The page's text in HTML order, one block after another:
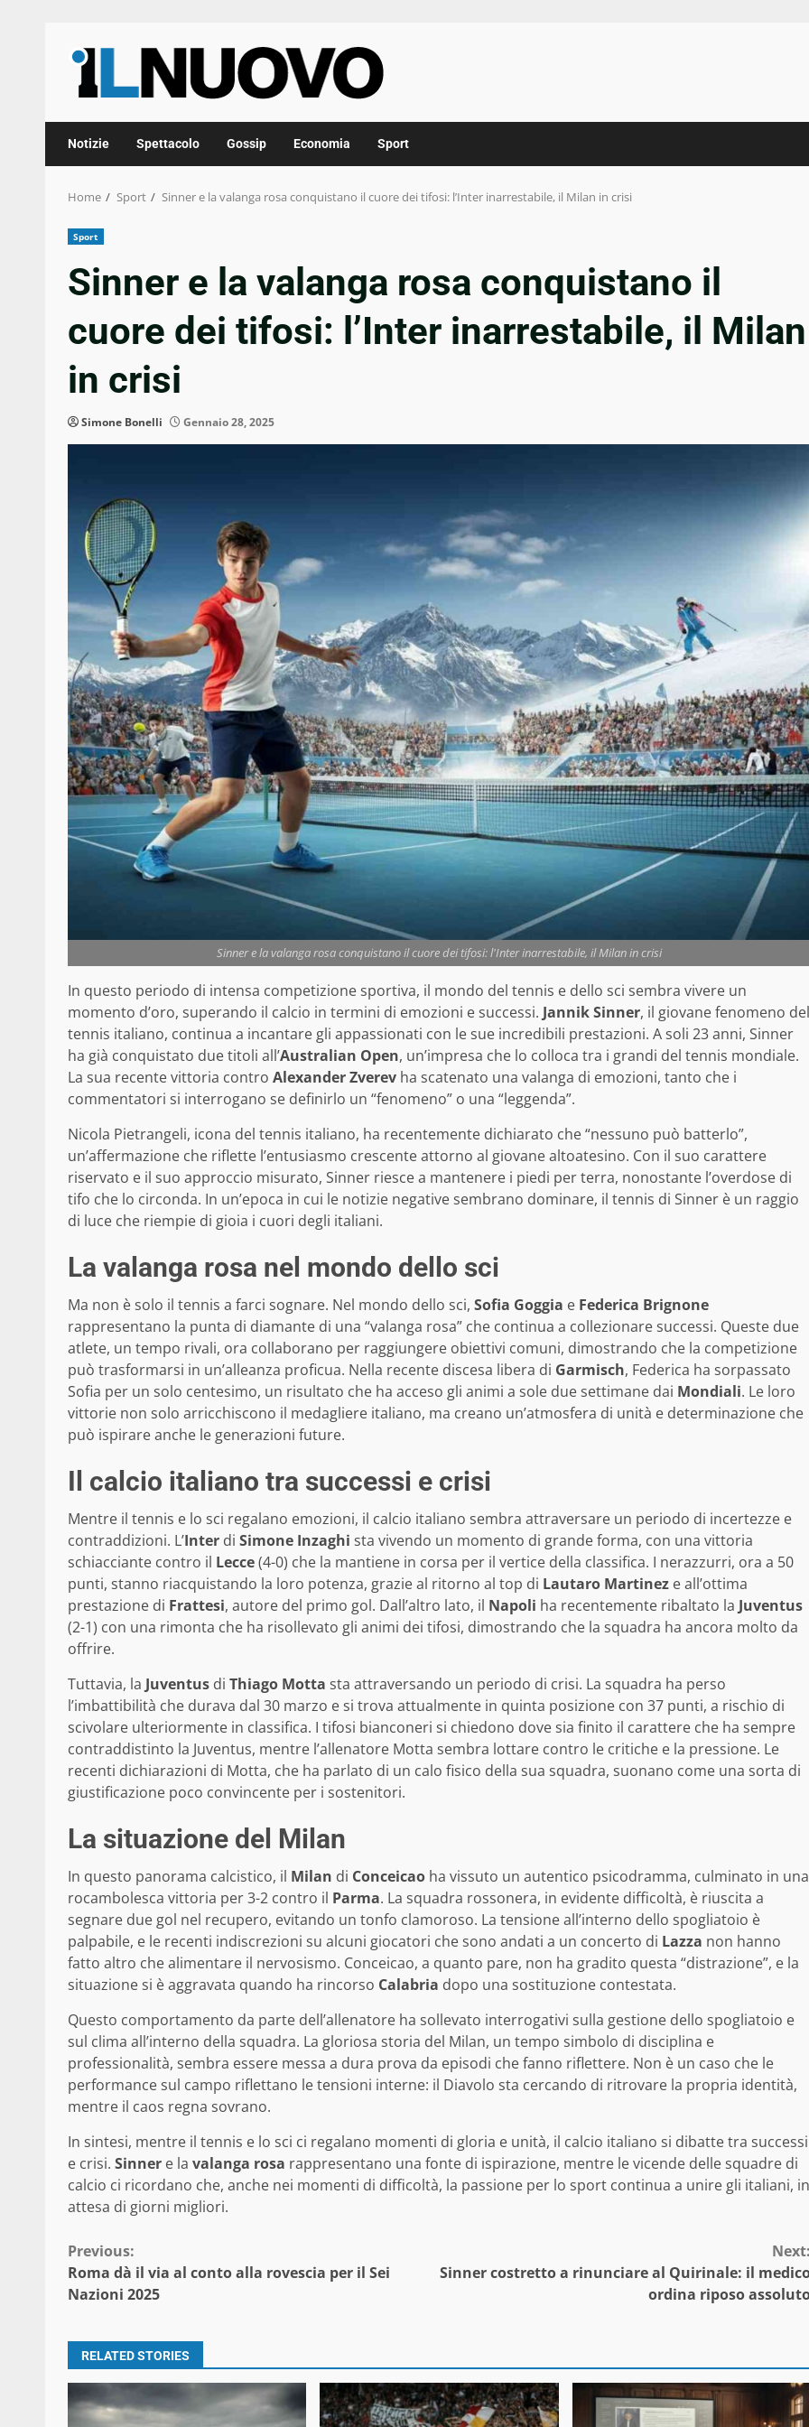
Notizie Spettacolo Gossip Economia Sport
Home Sport Sinner e la valanga rosa conquistano il cuore dei tifosi: l’Inter inarrestabile, il Milan in crisi
Sport
Sinner e la valanga rosa conquistano il
cuore dei tifosi: l’Inter inarrestabile, il Milan
in crisi
Simone Bonelli Gennaio 28, 2025
Sinner e la valanga rosa conquistano il cuore dei tifosi: l'Inter inarrestabile, il Milan in crisi
In questo periodo di intensa competizione sportiva, il mondo del tennis e dello sci sembra vivere un
momento d’oro, superando il calcio in termini di emozioni e successi. Jannik Sinner, il giovane fenomeno del
tennis italiano, continua a incantare gli appassionati con le sue incredibili prestazioni. A soli 23 anni, Sinner
ha già conquistato due titoli all’Australian Open, un’impresa che lo colloca tra i grandi del tennis mondiale.
La sua recente vittoria contro Alexander Zverev ha scatenato una valanga di emozioni, tanto che i
commentatori si interrogano se definirlo un “fenomeno” o una “leggenda”.
Nicola Pietrangeli, icona del tennis italiano, ha recentemente dichiarato che “nessuno può batterlo”,
un’affermazione che riflette l’entusiasmo crescente attorno al giovane altoatesino. Con il suo carattere
riservato e il suo approccio misurato, Sinner riesce a mantenere i piedi per terra, nonostante l’overdose di
tifo che lo circonda. In un’epoca in cui le notizie negative sembrano dominare, il tennis di Sinner è un raggio
di luce che riempie di gioia i cuori degli italiani.
La valanga rosa nel mondo dello sci
Ma non è solo il tennis a farci sognare. Nel mondo dello sci, Sofia Goggia e Federica Brignone
rappresentano la punta di diamante di una “valanga rosa” che continua a collezionare successi. Queste due
atlete, un tempo rivali, ora collaborano per raggiungere obiettivi comuni, dimostrando che la competizione
può trasformarsi in un’alleanza proficua. Nella recente discesa libera di Garmisch, Federica ha sorpassato
Sofia per un solo centesimo, un risultato che ha acceso gli animi a sole due settimane dai Mondiali. Le loro
vittorie non solo arricchiscono il medagliere italiano, ma creano un’atmosfera di unità e determinazione che
può ispirare anche le generazioni future.
Il calcio italiano tra successi e crisi
Mentre il tennis e lo sci regalano emozioni, il calcio italiano sembra attraversare un periodo di incertezze e
contraddizioni. L’Inter di Simone Inzaghi sta vivendo un momento di grande forma, con una vittoria
schiacciante contro il Lecce(4-0) che la mantiene in corsa per il vertice della classifica. I nerazzurri, ora a 50
punti, stanno riacquistando la loro potenza, grazie al ritorno al top di Lautaro Martinez e all’ottima
prestazione di Frattesi, autore del primo gol. Dall’altro lato, il Napoli ha recentemente ribaltato la Juventus
(2-1) con una rimonta che ha risollevato gli animi dei tifosi, dimostrando che la squadra ha ancora molto da
offrire.
Tuttavia, la Juventus di Thiago Motta sta attraversando un periodo di crisi. La squadra ha perso
l’imbattibilità che durava dal 30 marzo e si trova attualmente in quinta posizione con 37 punti, a rischio di
scivolare ulteriormente in classifica. I tifosi bianconeri si chiedono dove sia finito il carattere che ha sempre
contraddistinto la Juventus, mentre l’allenatore Motta sembra lottare contro le critiche e la pressione. Le
recenti dichiarazioni di Motta, che ha parlato di un calo fisico della sua squadra, suonano come una sorta di
giustificazione poco convincente per i sostenitori.
La situazione del Milan
In questo panorama calcistico, il Milan di Conceicao ha vissuto un autentico psicodramma, culminato in una
rocambolesca vittoria per 3-2 contro il Parma. La squadra rossonera, in evidente difficoltà, è riuscita a
segnare due gol nel recupero, evitando un tonfo clamoroso. La tensione all’interno dello spogliatoio è
palpabile, e le recenti indiscrezioni su alcuni giocatori che sono andati a un concerto di Lazza non hanno
fatto altro che alimentare il nervosismo. Conceicao, a quanto pare, non ha gradito questa “distrazione”, e la
situazione si è aggravata quando ha rincorso Calabria dopo una sostituzione contestata.
Questo comportamento da parte dell’allenatore ha sollevato interrogativi sulla gestione dello spogliatoio e
sul clima all’interno della squadra. La gloriosa storia del Milan, un tempo simbolo di disciplina e
professionalità, sembra essere messa a dura prova da episodi che fanno riflettere. Non è un caso che le
performance sul campo riflettano le tensioni interne: il Diavolo sta cercando di ritrovare la propria identità,
mentre il caos regna sovrano.
In sintesi, mentre il tennis e lo sci ci regalano momenti di gloria e unità, il calcio italiano si dibatte tra successi
e crisi. Sinner e la valanga rosa rappresentano una fonte di ispirazione, mentre le vicende delle squadre di
calcio ci ricordano che, anche nei momenti di difficoltà, la passione per lo sport continua a unire gli italiani, in
attesa di giorni migliori.
Continue
Reading
Previous:
Roma dà il via al conto alla rovescia per il Sei
Nazioni 2025
Sinner costretto a rinunciare al Quirinale: il
ordina riposo
RELATED STORIES